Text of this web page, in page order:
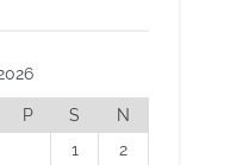
P S
N
1
2